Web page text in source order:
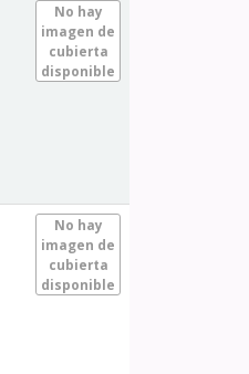
No hay
imagen de
cubierta
disponible
No hay
imagen de
cubierta
disponible